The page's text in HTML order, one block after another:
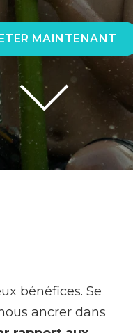
MAINTENANT
bénéfices. Se
ancrer dans